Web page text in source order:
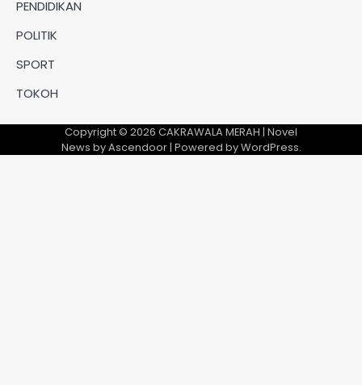
PENDIDIKAN
POLITIK
SPORT
TOKOH
Copyright © 2026 CAKRAWALA MERAH | Novel
News byAscendoor| Powered byWordPress.